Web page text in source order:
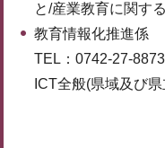
と/産業教育に関す
教育情報化推進係
TEL：0742-27-8873
ICT全般(県域及び